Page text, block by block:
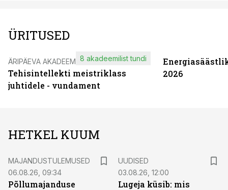
ÜRITUSED
ÄRIPÄEVA AKADEEMIA
Tehisintellekti meistriklass
juhtidele - vundament
8 akadeemilist tundi
2026
HETKEL KUUM
MAJANDUSTULEMUSED
06.08.26, 09:34
Põllumajanduse
UUDISED
03.08.26, 12:00
Lugeja küsib: mis